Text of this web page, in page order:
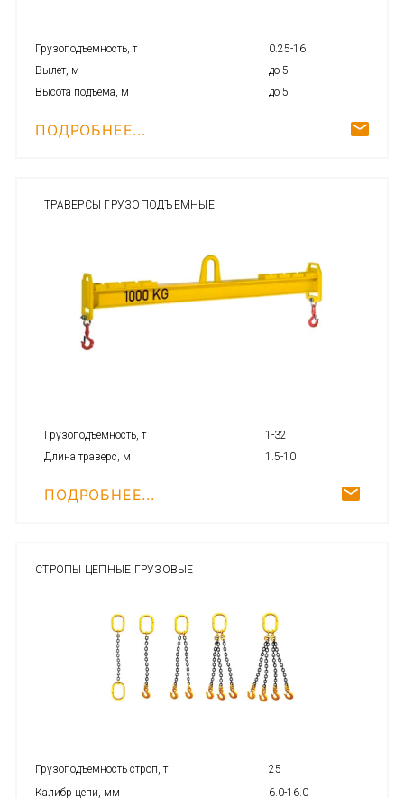
Грузоподъемность, т
0.25-16
Вылет, м
до 5
Высота подъема, м
до 5
ПОДРОБНЕЕ...
ТРАВЕРСЫ ГРУЗОПОДЪЕМНЫЕ
Грузоподъемность, т
1-32
Длина траверс, м
1.5-10
ПОДРОБНЕЕ...
СТРОПЫ ЦЕПНЫЕ ГРУЗОВЫЕ
Грузоподъемность строп, т
25
Калибр цепи, мм
6.0-16.0